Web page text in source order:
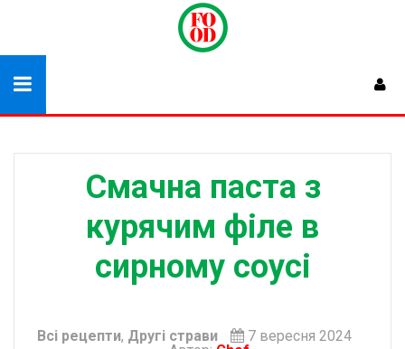
Смачна паста з
курячим філе в
сирному соусі
Всі рецепти, Другі страви
7 вересня 2024